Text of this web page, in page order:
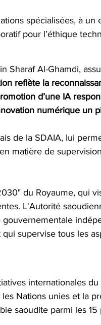
spécialisées, à un
pour l’éthique
Sharaf Al-Ghamdi,
reflète la
d’une IA
numérique un
de la SDAIA, lui
matière de
du Royaume, qui
L'Autorité
supervise tous les
internationales
les Nations unies et la
saoudite parmi les